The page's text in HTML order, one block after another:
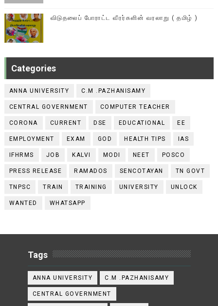
விடுதலைப் போராட்ட வீரர்களின் வரலாறு ( தமிழ் )
Categories
ANNA UNIVERSITY C.M .PAZHANISAMY
CENTRAL GOVERNMENT COMPUTER TEACHER
CORONA CURRENT DSE EDUCATIONAL EE
EMPLOYMENT EXAM GOD HEALTH TIPS IAS
IFHRMS JOB KALVI MODI NEET POSCO
PRESS RELEASE RAMADOS SENCOTAYAN TN GOVT
TNPSC TRAIN TRAINING UNIVERSITY UNLOCK
WANTED WHATSAPP
Tags
ANNA UNIVERSITY C.M .PAZHANISAMY
CENTRAL GOVERNMENT